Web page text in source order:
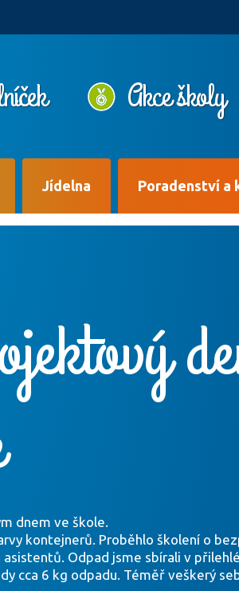
Akce školy
Jídelna Poradenství a
dnem ve škole.
kontejnerů. Proběhlo školení o
Odpad jsme sbírali v
cca 6 kg odpadu. Téměř veškerý